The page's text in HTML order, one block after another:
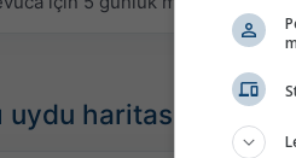
uydu haritası,